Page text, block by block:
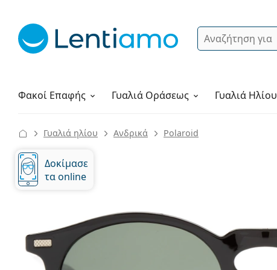
Αναζήτηση
Φακοί Επαφής
Υγρά φακών ΓυαλιάΟράσεως Γυαλιά Ηλίου
Πώς να παραγγείλετε
Γυαλιά ηλίου Ανδρικά Polaroid
Δοκίμασε
τα online